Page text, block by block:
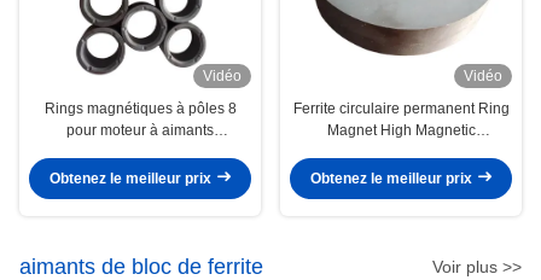
Vidéo
Rings magnétiques à pôles 8
pour moteur à aimants
Obtenez le meilleur prix
Vidéo
Ferrite circulaire permanent Ring
Magnet High Magnetic
Obtenez le meilleur prix
aimants de bloc de ferrite Voir plus >>